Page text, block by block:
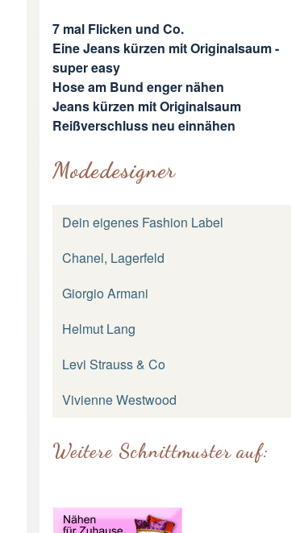
7 mal Flicken und Co.
Eine Jeans kürzen mit Originalsaum -
super easy
Hose am Bund enger nähen
Jeans kürzen mit Originalsaum
Reißverschluss neu einnähen
Modedesigner
Dein eigenes Fashion Label
Chanel, Lagerfeld
Giorgio Armani
Helmut Lang
Levi Strauss & Co
Vivienne Westwood
Weitere Schnittmuster auf: